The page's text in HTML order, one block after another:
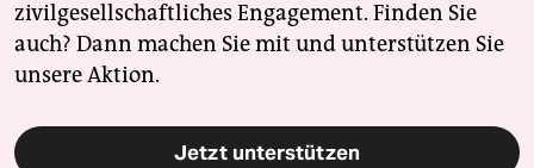
zivilgesellschaftliches Engagement. Finden Sie
auch? Dann machen Sie mit und unterstützen Sie
unsere Aktion.
Jetzt unterstützen